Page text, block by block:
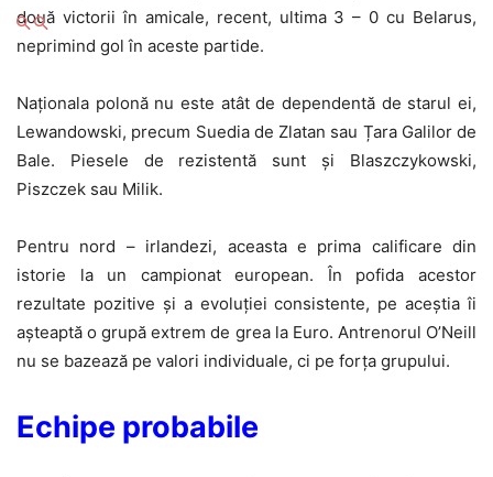
două victorii în amicale, recent, ultima 3 – 0 cu Belarus,
neprimind gol în aceste partide.
Naționala polonă nu este atât de dependentă de starul ei,
Lewandowski, precum Suedia de Zlatan sau Țara Galilor de
Bale. Piesele de rezistentă sunt și Blaszczykowski,
Piszczek sau Milik.
Pentru nord – irlandezi, aceasta e prima calificare din
istorie la un campionat european. În pofida acestor
rezultate pozitive și a evoluției consistente, pe aceștia îi
așteaptă o grupă extrem de grea la Euro. Antrenorul O’Neill
nu se bazează pe valori individuale, ci pe forța grupului.
Echipe probabile